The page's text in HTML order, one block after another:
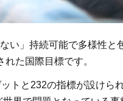
い」持続可能で多様性
た国際目標です。
トと232の指標が設けら